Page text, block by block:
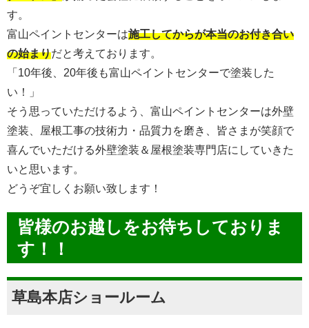
す。
富山ペイントセンターは施工してからが本当のお付き合い
の始まりだと考えております。
「10年後、20年後も富山ペイントセンターで塗装した
い！」
そう思っていただけるよう、富山ペイントセンターは外壁
塗装、屋根工事の技術力・品質力を磨き、皆さまが笑顔で
喜んでいただける外壁塗装＆屋根塗装専門店にしていきた
いと思います。
どうぞ宜しくお願い致します！
皆様のお越しをお待ちしておりま
す！！
草島本店ショールーム